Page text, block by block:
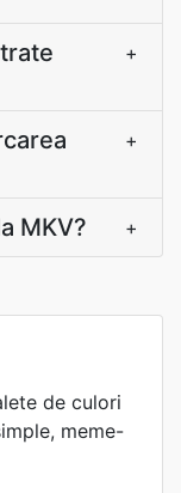
+
+
MKV? +
de culori
meme-